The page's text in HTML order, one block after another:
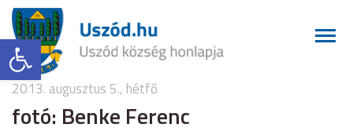
Eszköztár megnyitása
2013. augusztus 5., hétfő
fotó: Benke Ferenc